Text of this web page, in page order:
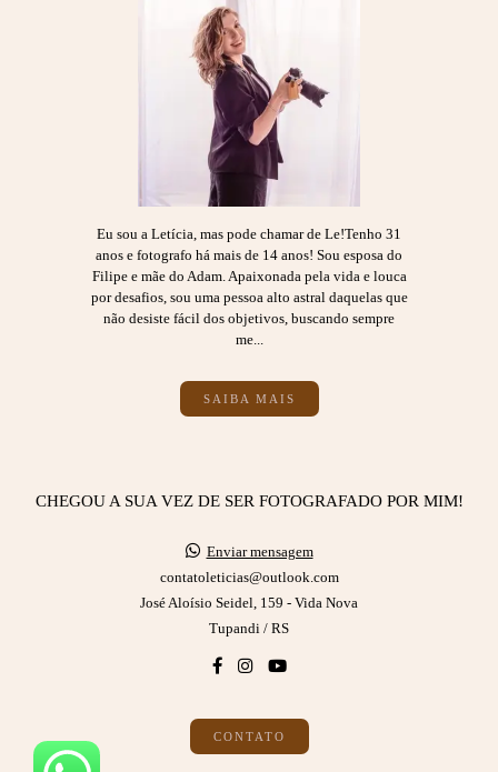
Eu sou a Letícia, mas pode chamar de Le!Tenho 31
anos e fotografo há mais de 14 anos! Sou esposa do
Filipe e mãe do Adam. Apaixonada pela vida e louca
por desafios, sou uma pessoa alto astral daquelas que
não desiste fácil dos objetivos, buscando sempre
me...
SAIBA MAIS
CHEGOU A SUA VEZ DE SER FOTOGRAFADO POR MIM!
Enviar mensagem
contatoleticias@outlook.com
José Aloísio Seidel, 159 - Vida Nova
Tupandi / RS
CONTATO